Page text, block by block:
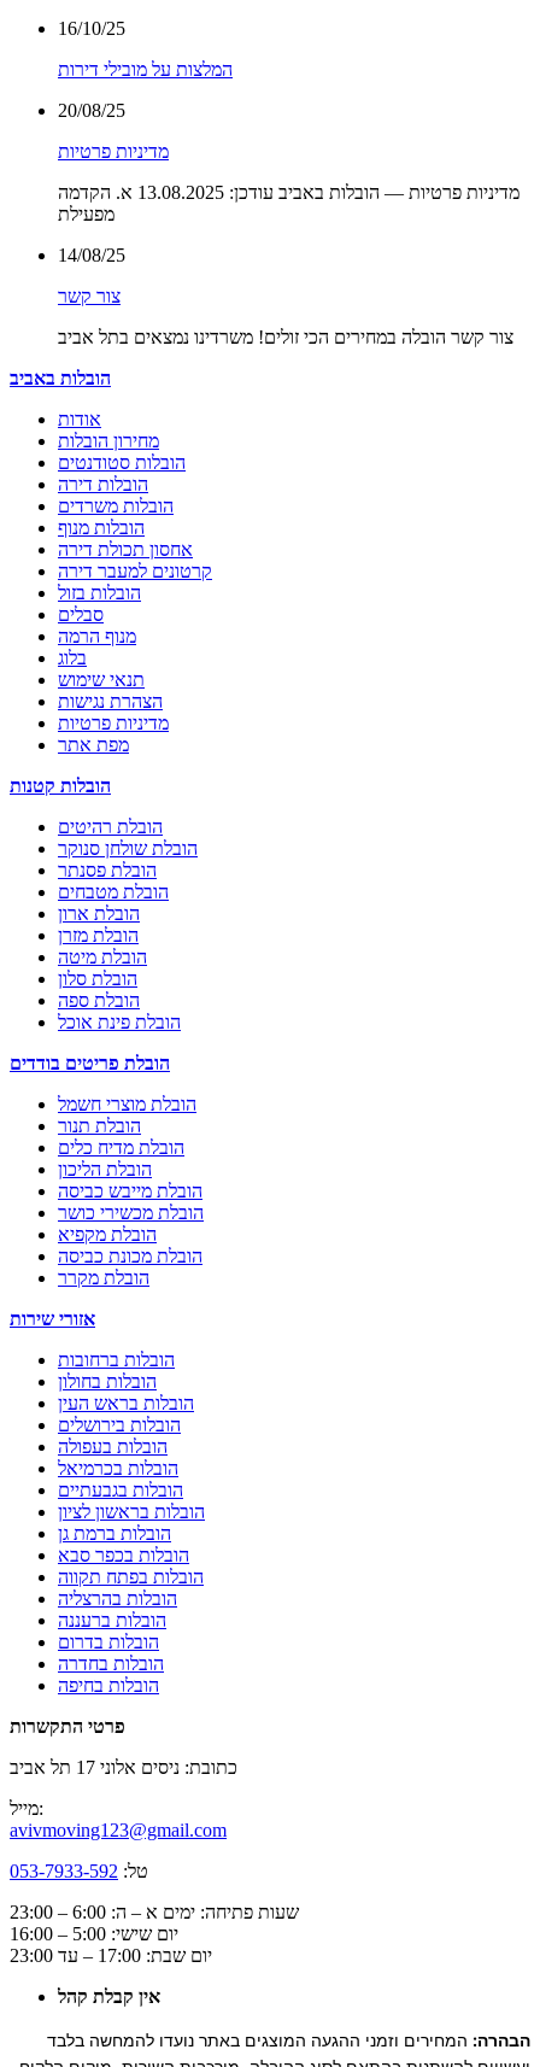
16/10/25
המלצות על מובילי דירות
20/08/25
מדיניות פרטיות
מדיניות פרטיות — הובלות באביב עודכן: 13.08.2025 א. הקדמה
מפעילת
14/08/25
צור קשר
צור קשר הובלה במחירים הכי זולים! משרדינו נמצאים בתל אביב
הובלות באביב
אודות
מחירון הובלות
הובלות סטודנטים
הובלות דירה
הובלות משרדים
הובלות מנוף
אחסון תכולת דירה
קרטונים למעבר דירה
הובלות בזול
סבלים
מנוף הרמה
בלוג
תנאי שימוש
הצהרת נגישות
מדיניות פרטיות
מפת אתר
הובלות קטנות
הובלת רהיטים
הובלת שולחן סנוקר
הובלת פסנתר
הובלת מטבחים
הובלת ארון
הובלת מזרן
הובלת מיטה
הובלת סלון
הובלת ספה
הובלת פינת אוכל
הובלת פריטים בודדים
הובלת מוצרי חשמל
הובלת תנור
הובלת מדיח כלים
הובלת הליכון
הובלת מייבש כביסה
הובלת מכשירי כושר
הובלת מקפיא
הובלת מכונת כביסה
הובלת מקרר
אזורי שירות
הובלות ברחובות
הובלות בחולון
הובלות בראש העין
הובלות בירושלים
הובלות בעפולה
הובלות בכרמיאל
הובלות בגבעתיים
הובלות בראשון לציון
הובלות ברמת גן
הובלות בכפר סבא
הובלות בפתח תקווה
הובלות בהרצליה
הובלות ברעננה
הובלות בדרום
הובלות בחדרה
הובלות בחיפה
פרטי התקשרות
כתובת: ניסים אלוני 17 תל אביב
מייל:
avivmoving123@gmail.com
טל: 053-7933-592
שעות פתיחה: ימים א – ה: 6:00 – 23:00
יום שישי: 5:00 – 16:00
יום שבת: 17:00 – עד 23:00
אין קבלת קהל
הבהרה: המחירים וזמני ההגעה המוצגים באתר נועדו להמחשה בלבד